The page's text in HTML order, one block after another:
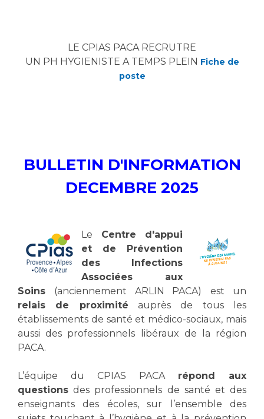
LE CPIAS PACA RECRUTRE
UN PH HYGIENISTE A TEMPS PLEIN Fiche de
poste
BULLETIN D'INFORMATION
DECEMBRE 2025
Le Centre d'appui
et de Prévention
des Infections
Associées aux
Soins (anciennement ARLIN PACA)
est un
relais de proximité auprès de tous les
établissements de santé et médico-sociaux, mais
aussi des professionnels libéraux de la région
PACA.
L’équipe du CPIAS PACA répond aux
questions des professionnels de santé et des
enseignants des écoles, sur l’ensemble des